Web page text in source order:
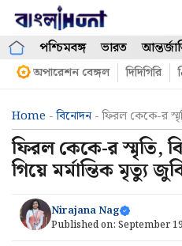
Skip
contentপশ্চিমবঙ্গ ভারত
অপারেশন বেঙ্গল দিদিগিরি
Home -বিনোদন-ফিরল কেকে-র
ফিরল কেকে-র স্মৃতি,
গিয়ে মর্মান্তিক মৃত্যু
Nirajana Nag
Published on: September